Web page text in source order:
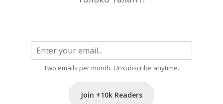
Two emails per month. Unsubscribe anytime.
Join +10k Readers